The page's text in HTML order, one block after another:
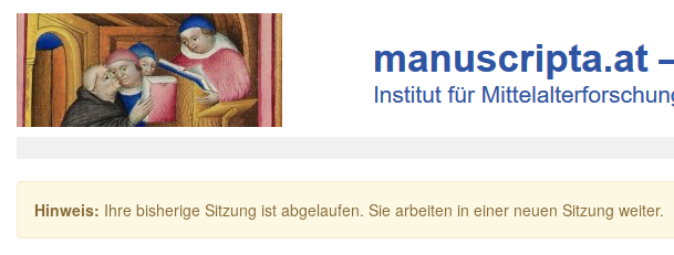
Hinweis: Ihre bisherige Sitzung ist abgelaufen. Sie arbeiten in einer neuen Sitzung weiter.